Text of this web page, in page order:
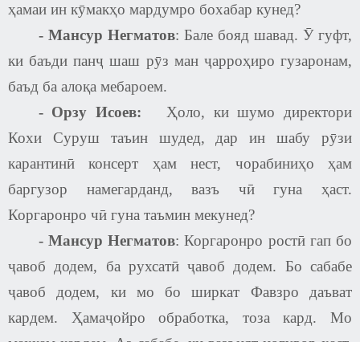
ҳамаи ин кӯмакҳо мардумро бохабар кунед?
- Мансур Негматов: Бале бояд шавад. Ӯ гуфт,
ки баъди панҷ шаш рӯз ман ҷарроҳиро гузаронам,
баъд ба алоқа мебароем.
- Орзу Исоев: Ҳоло, ки шумо директори
Кохи Суруш таъин шудед, дар ин шабу рӯзи
карантинӣ консерт ҳам нест, чорабиниҳо ҳам
баргузор намегарданд, вазъ чӣ гуна ҳаст.
Коргаронро чӣ гуна таъмин мекунед?
- Мансур Негматов: Коргаронро ростӣ гап бо
ҷавоб додем, ба рухсатӣ ҷавоб додем. Бо сабабе
ҷавоб додем, ки мо бо ширкат Фавзро даъват
кардем. Ҳамаҷойро обработка, тоза кард. Мо